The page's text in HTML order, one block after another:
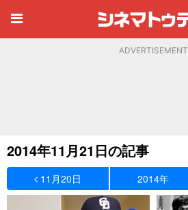
ADVERTISEMENT
2014年11月21日の記事
11月20日 2014年